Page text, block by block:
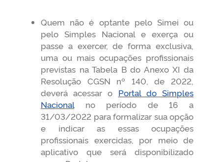
Quem não é optante pelo Simei ou
pelo Simples Nacional e exerça ou
passe a exercer, de forma exclusiva,
uma ou mais ocupações profissionais
previstas na Tabela B do Anexo XI da
Resolução CGSN nº 140, de 2022,
deverá acessar o Portal do Simples
Nacionalno período de 16 a
31/03/2022 para formalizar sua opção
e indicar as essas ocupações
profissionais exercidas, por meio de
aplicativo que será disponibilizado